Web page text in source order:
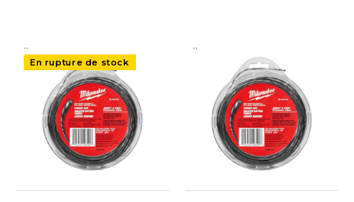
..
En rupture de stock
..